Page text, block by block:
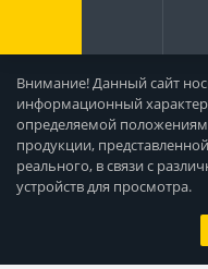
Внимание! Данный сайт
информационный
определяемой
продукции,
реального, в связи с
устройств для просмотра.